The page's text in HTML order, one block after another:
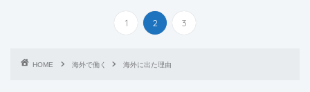
1 2 3
HOME 海外で働く 海外に出た理由